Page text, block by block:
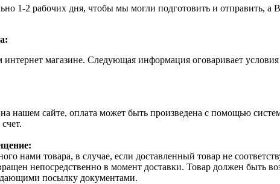
1-2 рабочих дня, чтобы мы могли подготовить и отправить, а
магазине. Следующая информация оговаривает
нашем сайте, оплата может быть произведена с помощью
нами товара, в случае, если доставленный товар не
непосредственно в момент доставки. Товар должен быть
посылку документами.